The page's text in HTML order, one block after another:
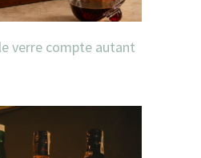
verre compte autant